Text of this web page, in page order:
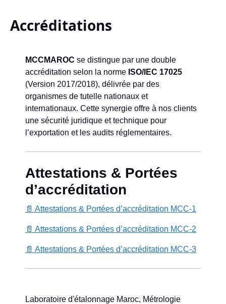
Accréditations
MCCMAROC se distingue par une double
accréditation selon la norme ISO/IEC 17025
(Version 2017/2018), délivrée par des
organismes de tutelle nationaux et
internationaux. Cette synergie offre à nos clients
une sécurité juridique et technique pour
l’exportation et les audits réglementaires.
Attestations & Portées
d’accréditation
📄 Attestations & Portées d’accréditation MCC-1
📄 Attestations & Portées d’accréditation MCC-2
📄 Attestations & Portées d’accréditation MCC-3
Laboratoire d'étalonnage Maroc, Métrologie